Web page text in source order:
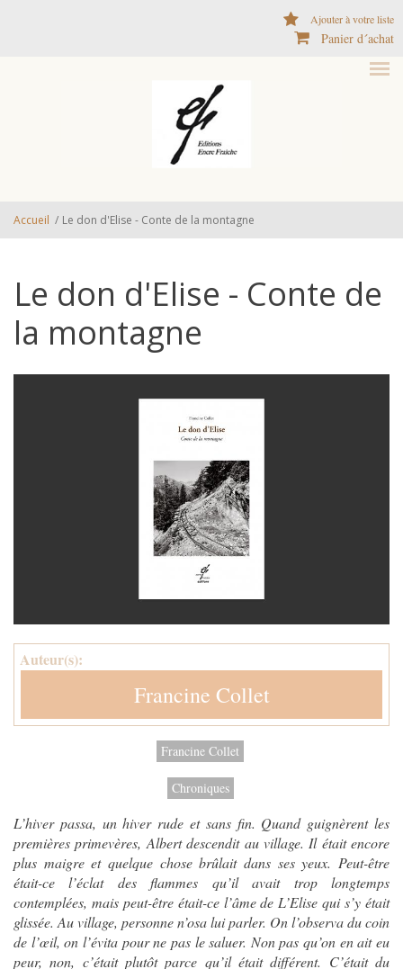
Ajouter à votre liste
Panier d´achat
Accueil / Le don d'Elise - Conte de la montagne
Le don d'Elise - Conte de
la montagne
Auteur(s):
Francine Collet
Francine Collet
Chroniques
L’hiver passa, un hiver rude et sans fin. Quand guignèrent les
premières primevères, Albert descendit au village. Il était encore
plus maigre et quelque chose brûlait dans ses yeux. Peut-être
était-ce l’éclat des flammes qu’il avait trop longtemps
contemplées, mais peut-être était-ce l’âme de L’Elise qui s’y était
glissée. Au village, personne n’osa lui parler. On l’observa du coin
de l’œil, on l’évita pour ne pas le saluer. Non pas qu’on en ait eu
peur, non, c’était plutôt parce qu’il était différent. C’était du